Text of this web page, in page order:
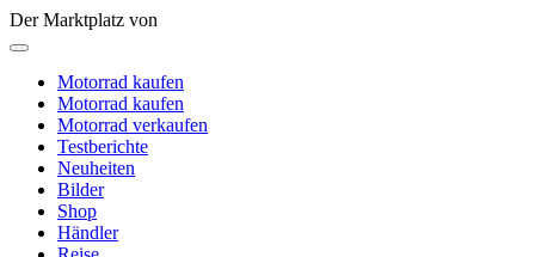
Der Marktplatz von
Motorrad kaufen
Motorrad kaufen
Motorrad verkaufen
Testberichte
Neuheiten
Bilder
Shop
Händler